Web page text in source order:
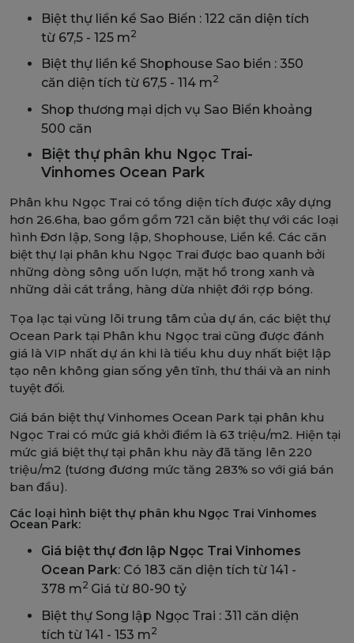
Biệt thự liền kề Sao Biển : 122 căn diện tích
từ 67,5 - 125 m2
Biệt thự liền kề Shophouse Sao biển : 350
căn diện tích từ 67,5 - 114 m2
Shop thương mại dịch vụ Sao Biển khoảng
500 căn
Biệt thự phân khu Ngọc Trai-
Vinhomes Ocean Park
Phân khu Ngọc Trai có tổng diện tích được xây dựng
hơn 26.6ha, bao gồm gồm 721 căn biệt thự với các loại
hình Đơn lập, Song lập, Shophouse, Liền kề. Các căn
biệt thự lại phân khu Ngọc Trai được bao quanh bởi
những dòng sông uốn lượn, mặt hồ trong xanh và
những dải cát trắng, hàng dừa nhiệt đới rợp bóng.
Tọa lạc tại vùng lõi trung tâm của dự án, các biệt thự
Ocean Park tại Phân khu Ngọc trai cũng được đánh
giá là VIP nhất dự án khi là tiểu khu duy nhất biệt lập
tạo nên không gian sống yên tĩnh, thư thái và an ninh
tuyệt đối.
Giá bán biệt thự Vinhomes Ocean Park tại phân khu
Ngọc Trai có mức giá khởi điểm là 63 triệu/m2. Hiện tại
mức giá biệt thự tại phân khu này đã tăng lên 220
triệu/m2 (tương đương mức tăng 283% so với giá bán
ban đầu).
Các loại hình biệt thự phân khu Ngọc Trai Vinhomes
Ocean Park:
Giá biệt thự đơn lập Ngọc Trai Vinhomes
Ocean Park: Có 183 căn diện tích từ 141 -
378 m2 Giá từ 80-90 tỷ
Biệt thự Song lập Ngọc Trai : 311 căn diện
tích từ 141 - 153 m2